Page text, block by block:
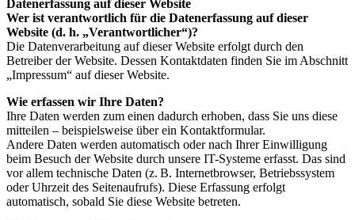
Datenerfassung auf dieser Website
Wer ist verantwortlich für die Datenerfassung auf dieser
Website (d. h. „Verantwortlicher“)?
Die Datenverarbeitung auf dieser Website erfolgt durch den
Betreiber der Website. Dessen Kontaktdaten finden Sie im Abschnitt
„Impressum“ auf dieser Website.
Wie erfassen wir Ihre Daten?
Ihre Daten werden zum einen dadurch erhoben, dass Sie uns diese
mitteilen – beispielsweise über ein Kontaktformular.
Andere Daten werden automatisch oder nach Ihrer Einwilligung
beim Besuch der Website durch unsere IT-Systeme erfasst. Das sind
vor allem technische Daten (z. B. Internetbrowser, Betriebssystem
oder Uhrzeit des Seitenaufrufs). Diese Erfassung erfolgt
automatisch, sobald Sie diese Website betreten.